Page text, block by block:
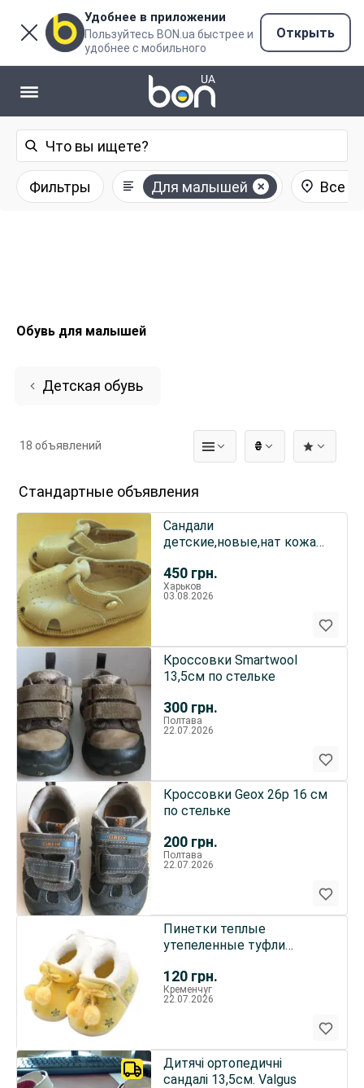
Удобнее в приложении
Пользуйтесь BON.ua быстрее и
удобнее с мобильного
Открыть
Фильтры Для малышей Все
Обувь для малышей
Детская обувь
₴
18 объявлений
Стандартные объявления
450 грн.
Сандали
детские,новые,нат кожа
Харьков
03.08.2026
300 грн.
Кроссовки Smartwool
13,5см по стельке
Полтава
22.07.2026
200 грн.
Кроссовки Geox 26p 16 см
по стельке
Полтава
22.07.2026
120 грн.
Пинетки теплые
утепеленные туфли
девочки мальчика
Кременчуг
22.07.2026
Дитячі ортопедичні
сандалі 13,5см. Valgus